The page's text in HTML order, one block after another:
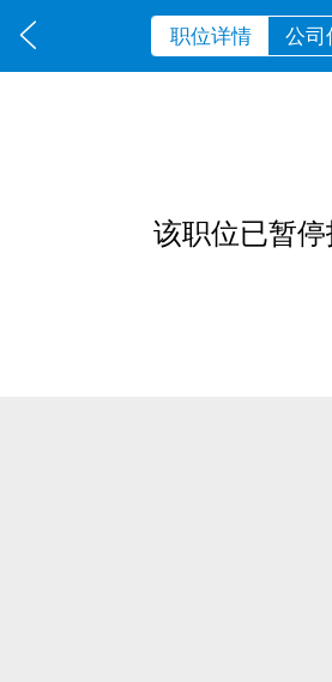
职位详情 公司
该职位已暂